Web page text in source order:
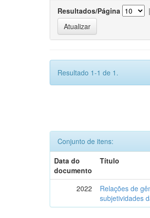
Resultados/Página |
Resultado 1-1 de 1.
Conjunto de itens:
Data do
documento
Título
2022
Relações de
subjetividades